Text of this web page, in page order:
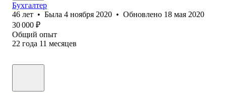
Бухгалтер
46 лет • Была 4 ноября 2020 • Обновлено 18 мая 2020
30 000 ₽
Общий опыт
22 года 11 месяцев